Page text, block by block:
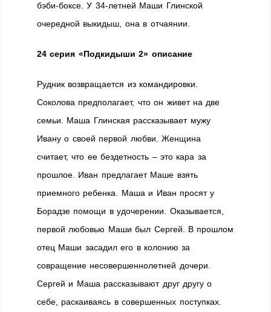
бэби-боксе. У 34-летней Маши Глинской
очередной выкидыш, она в отчаянии.
24 серия «Подкидыши 2» описание
Рудник возвращается из командировки.
Соколова предполагает, что он живет на две
семьи. Маша Глинская рассказывает мужу
Ивану о своей первой любви. Женщина
считает, что ее бездетность – это кара за
прошлое. Иван предлагает Маше взять
приемного ребенка. Маша и Иван просят у
Борадзе помощи в удочерении. Оказывается,
первой любовью Маши был Сергей. В прошлом
отец Маши засадил его в колонию за
совращение несовершеннолетней дочери.
Сергей и Маша рассказывают друг другу о
себе, раскаиваясь в совершенных поступках.